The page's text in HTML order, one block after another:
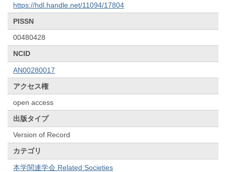
https://hdl.handle.net/11094/17804
PISSN
00480428
NCID
AN00280017
アクセス権
open access
出版タイプ
Version of Record
カテゴリ
本学関連学会 Related Societies